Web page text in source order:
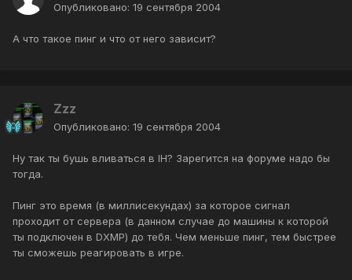
Опубликовано: 19 сентября 2004
А что такое пинг и что от него зависит?
Zzz
Опубликовано: 19 сентября 2004
Ну так ты бушь вливаться в IH? Зарегится на форуме надо бы
тогда.
Пинг это время (в миллисекундах) за которое сигнал
проходит от сервера (в данном случае до машины к которой
ты подключен в DXMP) до тебя. Чем меньше пинг, тем быстрее
ты сможешь реагировать в игре.